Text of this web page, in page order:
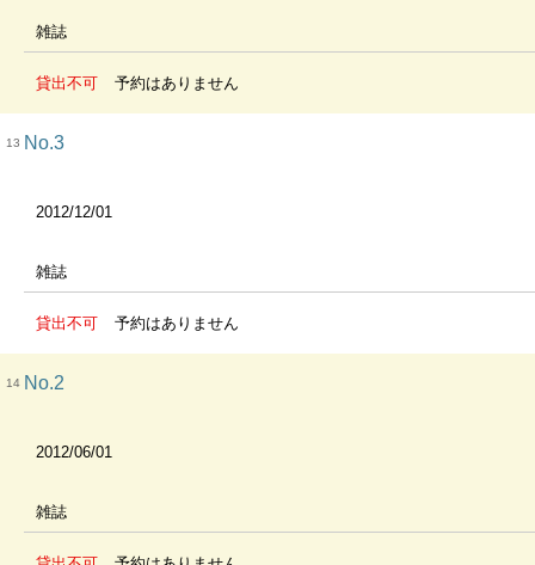
雑誌
貸出不可 予約はありません
13 No.3
2012/12/01
雑誌
貸出不可 予約はありません
14 No.2
2012/06/01
雑誌